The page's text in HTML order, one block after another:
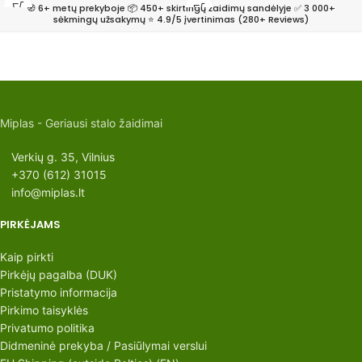
🧭 6+ metų prekyboje 📦 450+ skirtingų žaidimų sandėlyje ✅ 3 000+
sėkmingų užsakymų ⭐ 4.9/5 įvertinimas (280+ Reviews)
Miplas - Geriausi stalo žaidimai
Verkių g. 35, Vilnius
+370 (612) 31015
info@miplas.lt
PIRKĖJAMS
Kaip pirkti
Pirkėjų pagalba (DUK)
Pristatymo informacija
Pirkimo taisyklės
Privatumo politika
Didmeninė prekyba / Pasiūlymai verslui